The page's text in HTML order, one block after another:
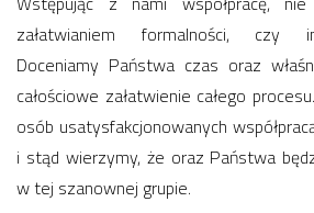
załatwianiem formalności, czy
Doceniamy Państwa czas oraz
całościowe załatwienie całego
osób usatysfakcjonowanych
i stąd wierzymy, że oraz Państwa
w tej szanownej grupie.